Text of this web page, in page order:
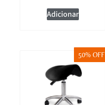
Adicionar
50% OFF